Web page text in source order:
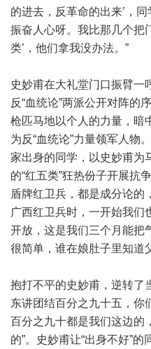
的进去，反革命的出来’，
振奋人心呀。我比那几个把
类’，他们拿我没办法。”
史妙甫在大礼堂门口振臂一
反“血统论”两派公开对阵的
枪匹马地以个人的力量，暗
为反“血统论”力量领军人物
家出身的同学，以史妙甫为
的“红五类”狂热份子开展抗
盾牌红卫兵，都是成分论的
广西红卫兵时，一开始我们
开放，这是我们三个月能把
很简单，谁在娘肚子里知道
抱打不平的史妙甫，逆转了
东讲团结百分之九十五，你
百分之九十都是我们这边的
的”。史妙甫让“出身不好”